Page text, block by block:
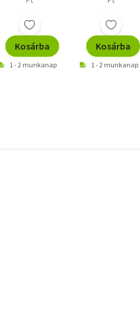
Kosárba
1 - 2 munkanap
Kosárba
1 - 2 munkanap